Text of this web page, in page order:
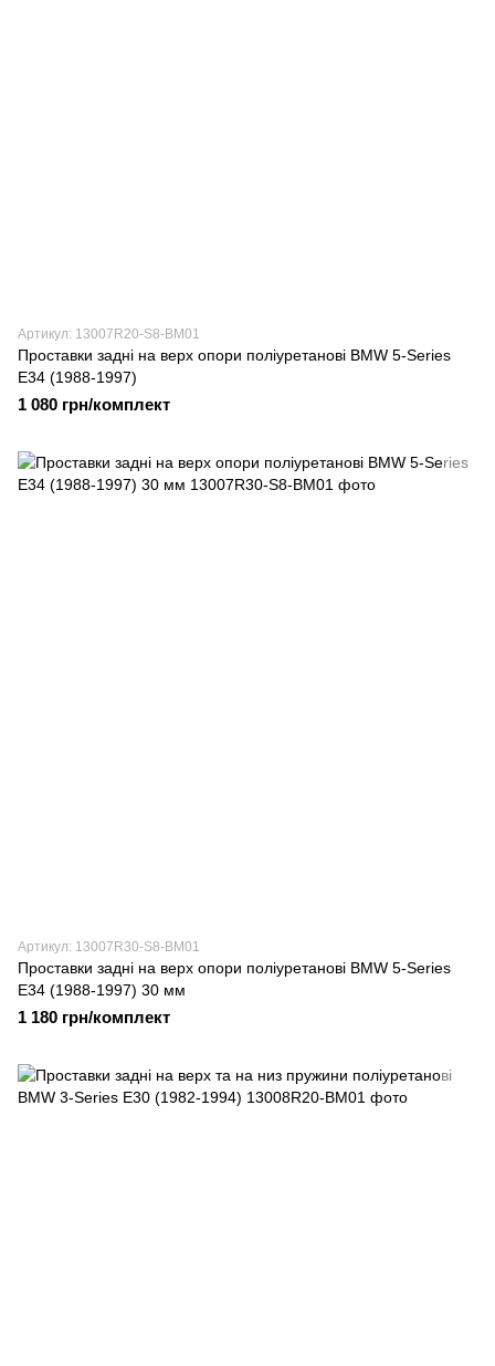
Артикул: 13007R20-S8-BM01
Проставки задні на верх опори поліуретанові BMW 5-Series
E34 (1988-1997)
1 080 грн/комплект
Артикул: 13007R30-S8-BM01
Проставки задні на верх опори поліуретанові BMW 5-Series
E34 (1988-1997) 30 мм
1 180 грн/комплект